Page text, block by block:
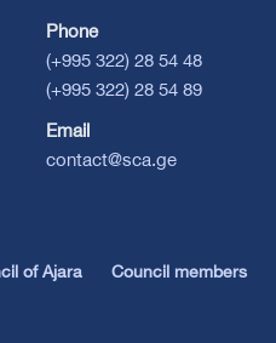
Phone
(+995 322) 28 54 48
(+995 322) 28 54 89
Email
contact@sca.ge
of Ajara Council members